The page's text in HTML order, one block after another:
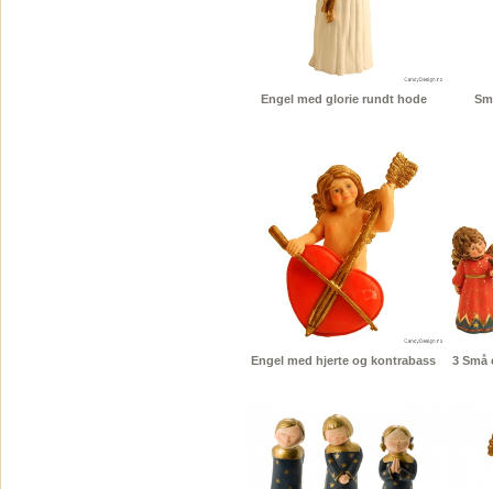
Engel med glorie rundt hode
Engel med hjerte og kontrabass 3 Små